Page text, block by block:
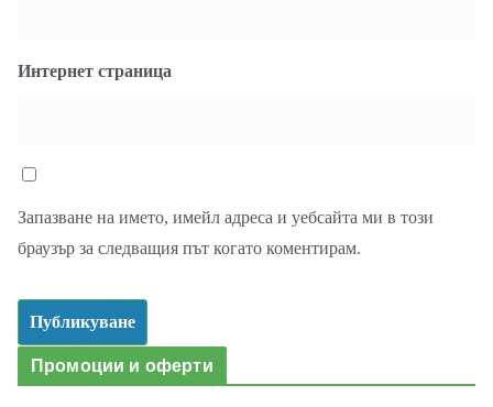
Интернет страница
Запазване на името, имейл адреса и уебсайта ми в този
браузър за следващия път когато коментирам.
Промоции и оферти